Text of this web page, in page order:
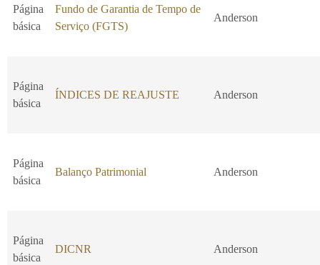
Página
básica
Fundo de Garantia de Tempo de
Serviço (FGTS)
Anderson
Página
básica
ÍNDICES DE REAJUSTE Anderson
Página
básica
Balanço Patrimonial Anderson
Página
básica
DICNR Anderson